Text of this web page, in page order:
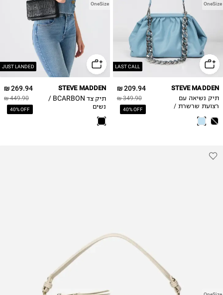
LAST CALL
OneSize
209.94 ₪
349.90 ₪
40% OFF
STEVE MADDEN
תיק נשיאה עם
רצועת שרשרת /
JUST LANDED
OneSize
269.94 ₪
449.90 ₪
40% OFF
STEVE MADDEN
תיק צד BCARBON /
נשים